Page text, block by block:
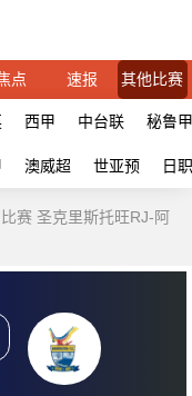
点 速报 其他比赛
西甲 中台联 秘鲁甲
澳威超 世亚预 日
赛 圣克里斯托旺RJ-阿